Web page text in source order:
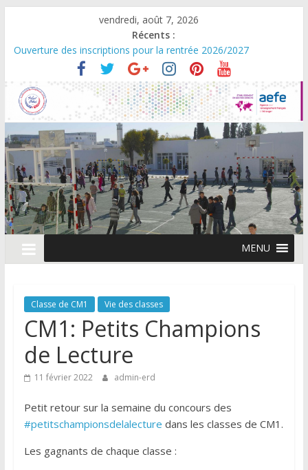
vendredi, août 7, 2026
Récents :
Ouverture des inscriptions pour la rentrée 2026/2027
Rentrée scolaire 2026/2027
Scolarité en maternelle : Réduction exceptionnelle des frais de
première inscription pour la rentrée
Campagne de changement d’établissement
Journée Portes Ouvertes – Vendredi 06 mars 2026
MENU
Classe de CM1 Vie des classes
CM1: Petits Champions
de Lecture
11 février 2022 admin-erd
Petit retour sur la semaine du concours des
#petitschampionsdelalecture dans les classes de CM1.
Les gagnants de chaque classe :